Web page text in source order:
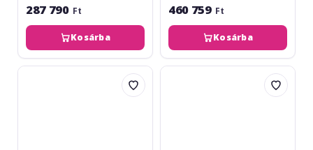
287 790 Ft
Kosárba
460 759 Ft
Kosárba
Marshall
Marshall